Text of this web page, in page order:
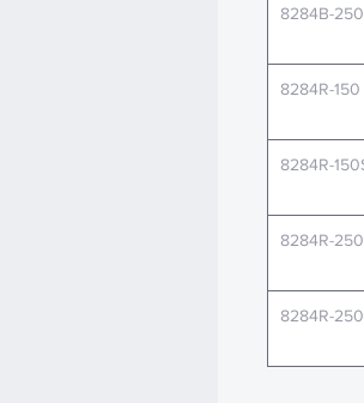
8284B-
8284R-150
8284R-
8284R-250
8284R-